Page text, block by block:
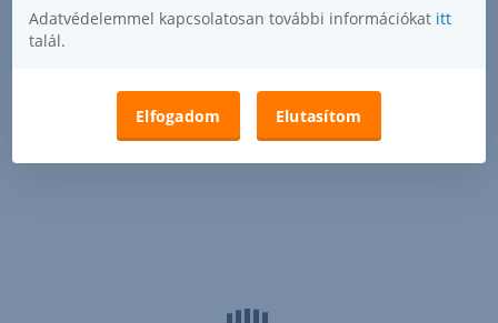
Adatvédelemmel kapcsolatosan további információkat itt
talál.
Elfogadom Elutasítom